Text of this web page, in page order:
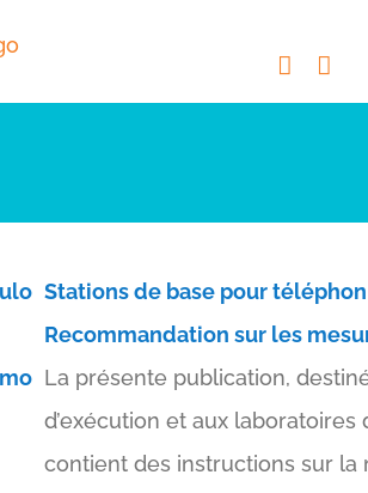
Stations de base pour
Recommandation sur les
La présente publication,
d’exécution et aux laboratoires
contient des instructions sur la